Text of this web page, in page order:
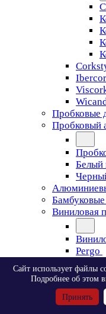
Пробковые
Пробковый
Белый
Виниловая
Pergo
Сайт использует файлы
Подробнее об этом
Принять